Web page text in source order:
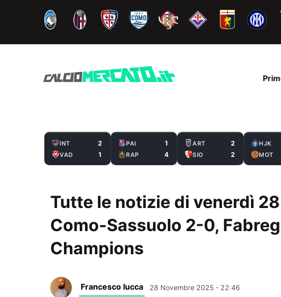
contenuto
INT 2
VAD 1
PAI 1
RAP 4
ART 2
SIO 2
HJK
MOT
Tutte le notizie di venerdì
Como-Sassuolo 2-0,
Champions
Francesco Iucca 28 Novembre 2025 - 22:46